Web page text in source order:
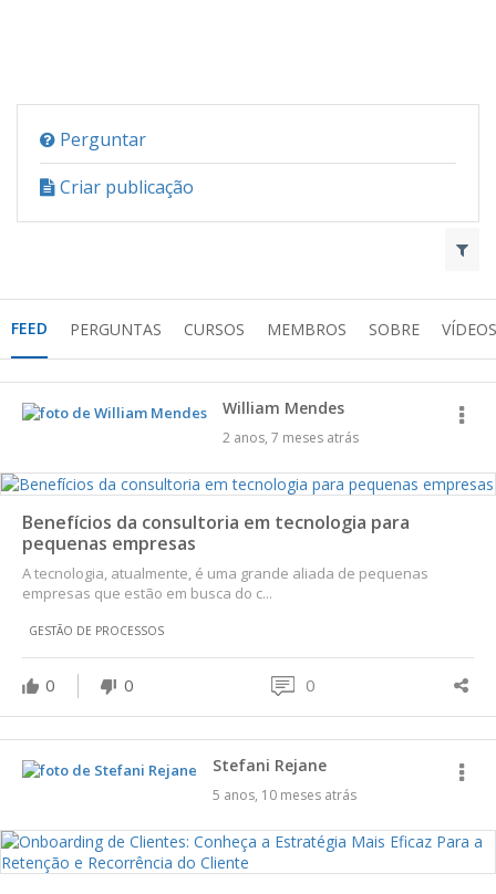
Perguntar
Criar publicação
FEED PERGUNTAS CURSOS MEMBROS SOBRE VÍDEOS
William Mendes
2 anos, 7 meses atrás
Benefícios da consultoria em tecnologia para
pequenas empresas
A tecnologia, atualmente, é uma grande aliada de pequenas
empresas que estão em busca do c...
GESTÃO DE PROCESSOS
0 0 0
Stefani Rejane
5 anos, 10 meses atrás